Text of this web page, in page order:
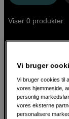
Viser 0 produkter
For
Vi bruger
Vi bruger cookies til
vores hjemmeside,
personlig
vores eksterne
personalisere